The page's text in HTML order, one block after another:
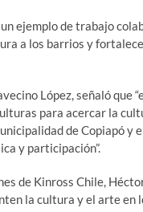
ejemplo de trabajo
a los barrios y
López, señaló que
para acercar la
de Copiapó y
y participación”.
de Kinross Chile,
la cultura y el arte en